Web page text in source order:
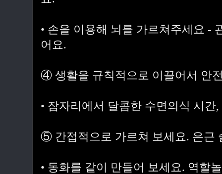
• 손을 이용해 뇌를 가르쳐주세요 -
어요.
④ 생활을 규칙적으로 이끌어서 안
• 잠자리에서 달콤한 수면의식 시
⑤ 간접적으로 가르쳐 보세요. 은근
• 동화를 같이 만들어 보세요. 역할